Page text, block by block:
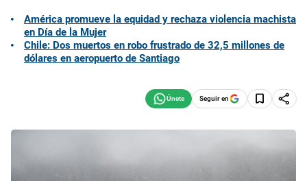
América promueve la equidad y rechaza violencia machista
en Día de la Mujer
Chile: Dos muertos en robo frustrado de 32,5 millones de
dólares en aeropuerto de Santiago
Seguir en